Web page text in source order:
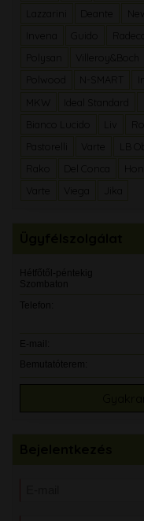
Deante
Invena
Radeco
Villeroy&Boch
N-SMART
MKW
Ideal Standard
Bianco Lucido
Pastorelli
Varte LB
Del Conca
Varte
Viega
Hétfőtől-péntekig
Szombaton
Telefon:
E-mail:
Bemutatóterem: